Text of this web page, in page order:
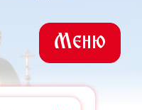
Меню